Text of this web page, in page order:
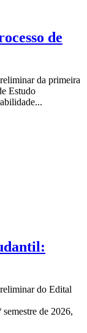
de
da primeira
Estudo
do Edital
de 2026,